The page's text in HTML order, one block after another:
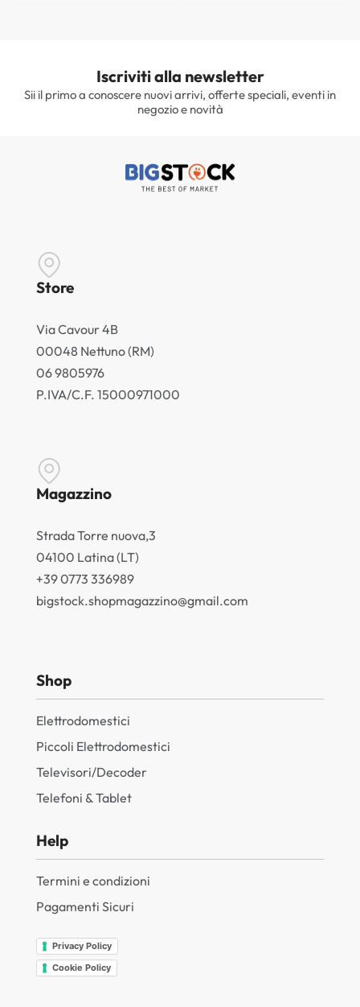
Iscriviti alla newsletter
Sii il primo a conoscere nuovi arrivi, offerte speciali, eventi in
negozio e novità
Store
Via Cavour 4B
00048 Nettuno (RM)
06 9805976
P.IVA/C.F. 15000971000
Magazzino
Strada Torre nuova,3
04100 Latina (LT)
+39 0773 336989
bigstock.shopmagazzino@gmail.com
Shop
Elettrodomestici
Piccoli Elettrodomestici
Televisori/Decoder
Telefoni & Tablet
Help
Termini e condizioni
Pagamenti Sicuri
Privacy Policy
Cookie Policy